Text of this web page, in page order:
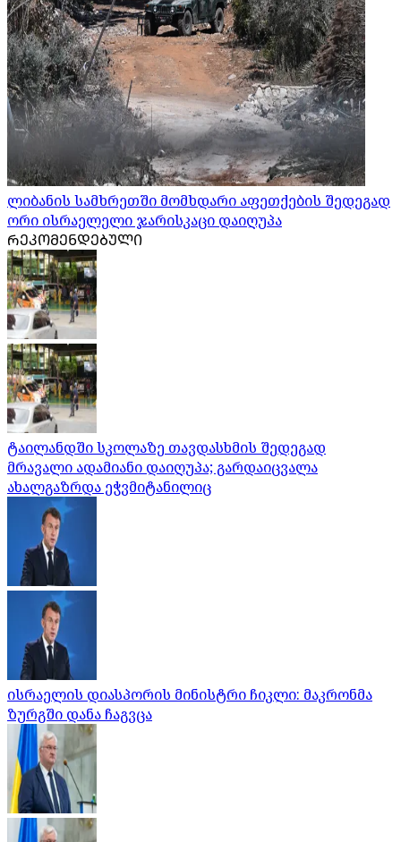
ლიბანის სამხრეთში მომხდარი აფეთქების შედეგად
ორი ისრაელელი ჯარისკაცი დაიღუპა
ᲠᲔᲙᲝᲛᲔᲜᲓᲔᲑᲣᲚᲘ
ტაილანდში სკოლაზე თავდასხმის შედეგად
მრავალი ადამიანი დაიღუპა; გარდაიცვალა
ახალგაზრდა ეჭვმიტანილიც
ისრაელის დიასპორის მინისტრი ჩიკლი: მაკრონმა
ზურგში დანა ჩაგვცა